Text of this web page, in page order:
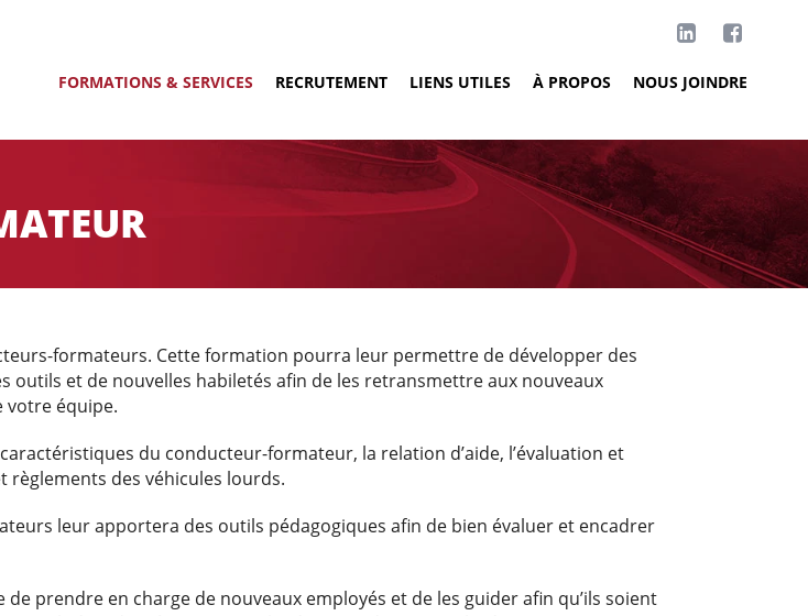
FORMATIONS & SERVICES RECRUTEMENT LIENS UTILES À PROPOS NOUS JOINDRE
formateurs. Cette formation pourra leur permettre de développer des
outils et de nouvelles habiletés afin de les retransmettre aux nouveaux
votre équipe.
du conducteur-formateur, la relation d’aide, l’évaluation et
règlements des véhicules lourds.
leur apportera des outils pédagogiques afin de bien évaluer et encadrer
prendre en charge de nouveaux employés et de les guider afin qu’ils soient